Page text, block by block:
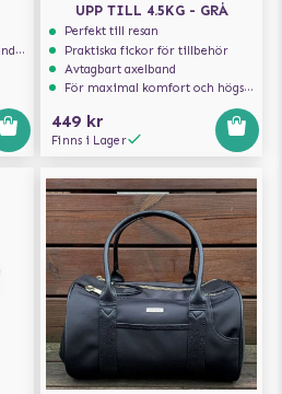
ur
UPP TILL 4.5KG - GRÅ
Perfekt till resan
Praktiska fickor för tillbehör
Avtagbart axelband
För maximal komfort och högsta säkerhet
449 kr
Finns i Lager